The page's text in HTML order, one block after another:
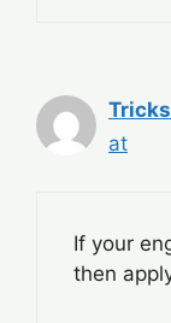
at
If your
then